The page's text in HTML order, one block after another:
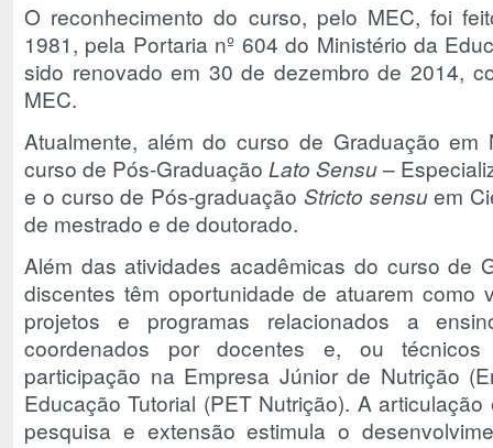
O reconhecimento do curso, pelo MEC, foi
1981, pela Portaria nº 604 do Ministério da
sido renovado em 30 de dezembro de 2014,
MEC.
Atualmente, além do curso de Graduação
curso de Pós-Graduação Lato Sensu–
e o curso de Pós-graduação Stricto sensuem
de mestrado e de doutorado.
Além das atividades acadêmicas do curso de
discentes têm oportunidade de atuarem como
projetos e programas relacionados a
coordenados por docentes e, ou
participação na Empresa Júnior de Nutrição
Educação Tutorial (PET Nutrição). A
pesquisa e extensão estimula o